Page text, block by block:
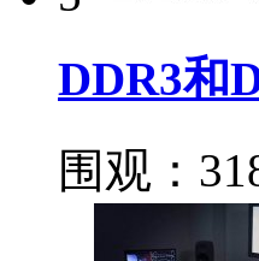
DDR3和
围观：